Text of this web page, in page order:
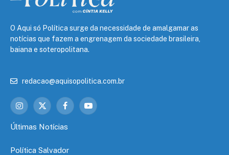
O Aqui só Política surge da necessidade de amalgamar as
notícias que fazem a engrenagem da sociedade brasileira,
baiana e soteropolitana.
redacao@aquisopolitica.com.br
Instagram
X
FacebookYouTube
Últimas Notícias
Política Salvador